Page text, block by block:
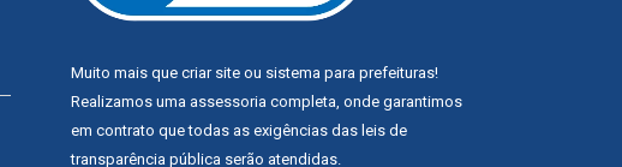
Muito mais que criar site ou sistema para prefeituras!
Realizamos uma assessoria completa, onde garantimos
em contrato que todas as exigências das leis de
transparência pública serão atendidas.